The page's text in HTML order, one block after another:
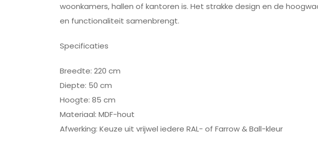
woonkamers, hallen of kantoren is. Het strakke design en de
en functionaliteit samenbrengt.
Specificaties
Breedte: 220 cm
Diepte: 50 cm
Hoogte: 85 cm
Materiaal: MDF-hout
Afwerking: Keuze uit vrijwel iedere RAL- of Farrow & Ball-kleur